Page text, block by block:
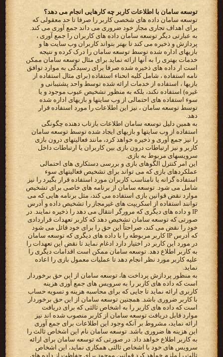
توسعه سامان با اطلاعات کاربر چه کارهایی انجام می دهد؟
توسعه سامان داده های شخصی کاربر را صرفا تا حد معقولی که
برای اهداف تجاری مجاز خود ضروری می داند جمع آوری می کند.
به عبارتی دیگر توسعه سامان داده های کاربران را جمع آوری ،
پردازش و ذخیره می کند تا بهتر بتواند کاربران وب سایت ها و
بازیهای اداره شده توسط توسعه سامان را درک کرده و نتیجه
خدمات بهتری را به آنها ارائه نماید.برای مثال توسعه سامان ممکن
است ار داده های ذخیره شده صرفا برای رسیدگی به موارد توافق
نامه استفاده ، شامل کلیه انحناء استفاده (برای مثال استفاده از
بازیها ، استفاده از خدمات ارائه شده توسط واحد پشتیبانی و
غیره) استفاده نکند، بلکه به منظور تشخیص عیوب موجود و یا
سوء استفاده های احتمالی از وب سایتها و بازیهای اداره شده
توسط توسعه سامان ، نیز این اطلاعات را مورد استفاده قرار
دهد.
به همین دلیل توسعه سامان اطلاعات بازتاب دهنده چگونگی
استفاده از وب سایتها و بازیهای ایجاد شده توسط توسعه سامان
را نیز جمع آوری و ذخیره خواهد کرد، مانند فعالیتهای درون بازی
کاربر و نیز ارتباطات درون بازی بین کاربران یا ارتباطات داخل
سرویسهای مربوط به بازی.
این امر کنترل الگوهای بازی و بررسی دستکاری های احتمالی
عملکردهای بازی که می تواند برای تشخیص فعالیتهای سوء
استفاده گرانه یا نامناسب کاربران مورد استفاده قرار بگیرد را نیز
شامل می شود. توسعه سامان از برنامه های خاصی برای تشخیص
موارد نقض قوانین بازی استفاده می کند، مثل برنامه هایی که می
توانند استفاده از اسکریپت های غیرمجاز را تشخیص داده و آدرس
IP و داده های دیگری که مرورگر انتقال می دهد را ذخیره نمایند. در
صورتی که توسعه سامان تشخیص دهد که کاربر تعهدات قراردادی
خود را نقض می کند، صراحتاً این حق را برای خود قائل می شود
که آدرس IP کاربر مربوطه را با داده های دیگری که توسعه سامان
در مورد این کاربر در اختیار دارد ادغام نماید تا نقض این تعهدات را
به کاربر اطلاع دهد. توسعه سامان ممکن است اقدامات دیگری را
علیه کاربر مورد نظر انجام دهد تا عملیات معمول بازی را اعاده
نماید.
به منظور پردازش پرداخت ها، توسعه سامان از این حق برخوردار
است که داده های کاربر را به سرویس های جمع آوری هزینه
کاربری ارائه نماید تا جایی که برای محاسبه هزینه و تسویه حساب
با کاربر ضروری باشد. همچنین توسعه سامان از این حق برخوردار
است که داده های کاربر را به اشخاص ثالثی که برای دریافت
موارد قابل دریافت توسعه سامان از کاربر منصوب شده اند نیز
ارائه نماید، مشروط بر آنکه وجود این اطلاعات برای جمع آوری
این هزینه ها ضروری باشد. توسعه سامان نام این اشخاص ثالث را
به کاربر اطلاع خواهد داد. در صورتی که توسعه سامان برای ارائه
سرویس های خود با اشخاص ثالثی همکاری نماید، این اشخاص
ثالث را ملزم خواهد کرد قوانین موجود برای حفاظت از داده های